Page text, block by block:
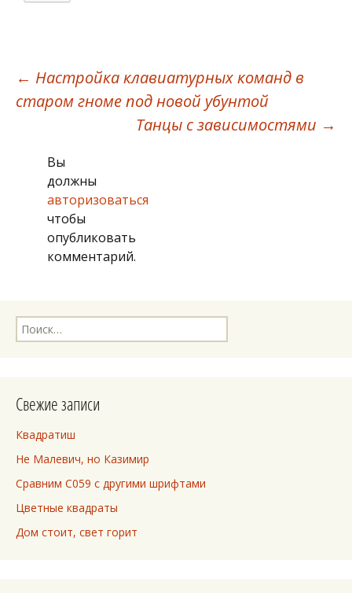
Навигация
записям
← Настройка клавиатурных команд в
старом гноме под новой убунтой
Танцы с зависимостями →
Вы
должны
авторизоваться
чтобы
опубликовать
комментарий.
Найти:
Свежие записи
Квадратиш
Не Малевич, но Казимир
Сравним C059 с другими шрифтами
Цветные квадраты
Дом стоит, свет горит